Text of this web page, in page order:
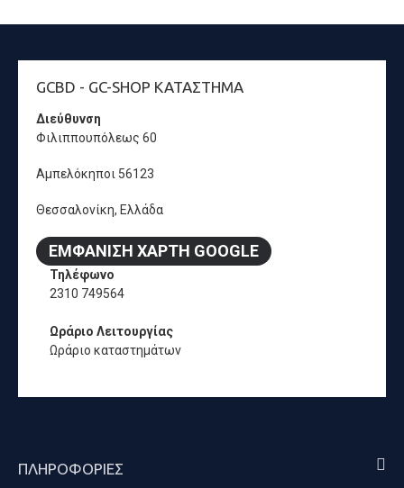
GCBD - GC-SHOP ΚΑΤΆΣΤΗΜΑ
Διεύθυνση
Φιλιππουπόλεως 60
Αμπελόκηποι 56123
Θεσσαλονίκη, Ελλάδα
ΕΜΦΆΝΙΣΗ ΧΆΡΤΗ GOOGLE
Τηλέφωνο
2310 749564
Ωράριο Λειτουργίας
Ωράριο καταστημάτων
ΠΛΗΡΟΦΟΡΊΕΣ